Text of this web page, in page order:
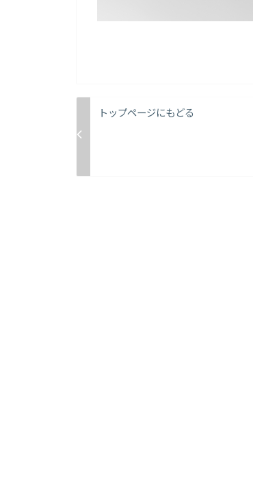
トップページにもどる